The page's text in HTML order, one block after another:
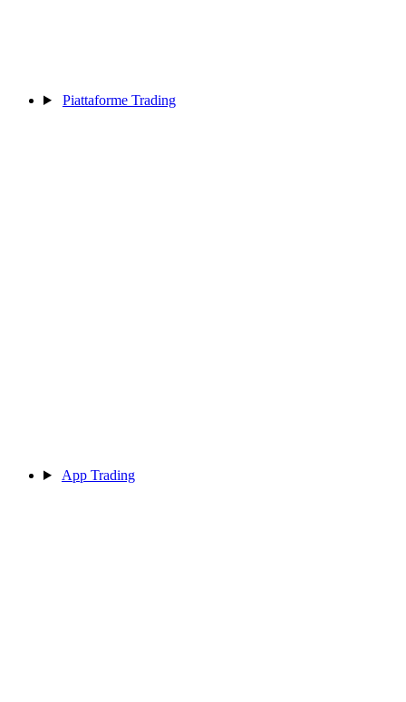
Piattaforme Trading
App Trading